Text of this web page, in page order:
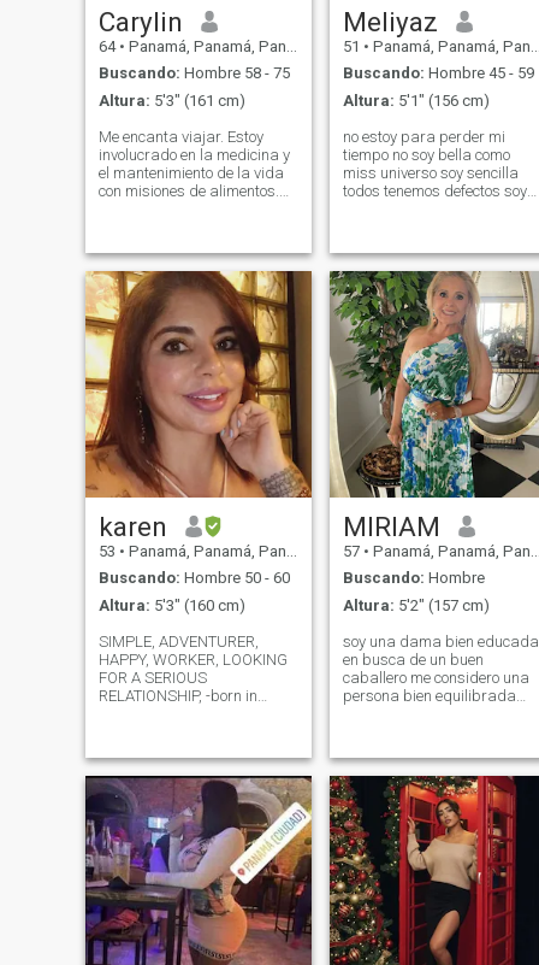
Carylin
64 • Panamá, Panamá, Panamá
Buscando: Hombre 58 - 75
Altura: 5'3" (161 cm)
Me encanta viajar. Estoy
involucrado en la medicina y
el mantenimiento de la vida
con misiones de alimentos.
Amo viajar. Estoy involucrado
en misiones médicas y de
mantenimiento de la vida con
alimentos. Soy Honesto y
serio. ¡Autor, creador musical
y culinario (Chef & Foodie)!
Meliyaz
51 • Panamá, Panamá, Panamá
Buscando: Hombre 45 - 59
Altura: 5'1" (156 cm)
no estoy para perder mi
tiempo no soy bella como
miss universo soy sencilla
todos tenemos defectos soy
no por belleza y por relajo
sino tienes tiempo para
perder con personas que no
tienen algo decidido en su
vida.
karen
53 • Panamá, Panamá, Panamá
Buscando: Hombre 50 - 60
Altura: 5'3" (160 cm)
SIMPLE, ADVENTURER,
HAPPY, WORKER, LOOKING
FOR A SERIOUS
RELATIONSHIP, -born in
ID, my birthday is November
17 , 1970 , I am 54 years old,
I have no commitments, I am
looking for someone to share
what is left of my life with...
but everything is calm,
relaxed, I want to take the
necessary time to get to know
him without haste, I like to
ride a bike, hike, walk,
dance, I am super happy, I
MIRIAM
57 • Panamá, Panamá, Panamá
Buscando: Hombre
Altura: 5'2" (157 cm)
soy una dama bien educada
en busca de un buen
caballero me considero una
persona bien equilibrada
con otra cultura de otro pais,
tambien soy muy alegre,
sincera divertida, honesta y
muy agradecida de dios por
darme la vida cariñosa y
detallista, amorosa por mis
hijas, en mis momentos
libres me encanta ver
peliculas, cines, leer, ir
compras,organizar
cumpleaños sobre todo con